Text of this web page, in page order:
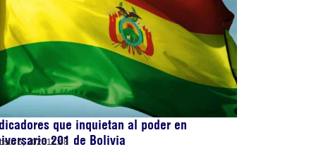
que inquietan al poder en
201 de Bolivia
6, 202612:48